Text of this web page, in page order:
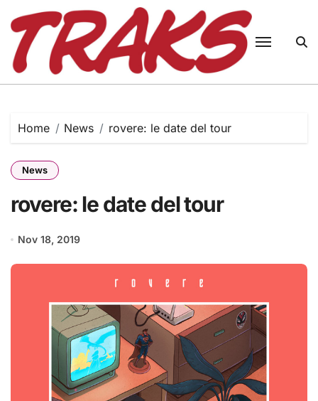
content
Home News rovere: le date del tour
News
rovere: le date del tour
Nov 18, 2019